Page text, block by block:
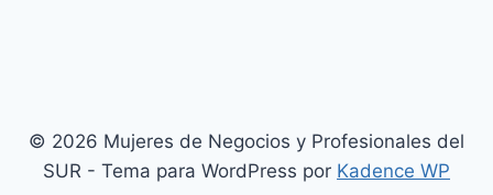
© 2026 Mujeres de Negocios y Profesionales del
SUR - Tema para WordPress por Kadence WP